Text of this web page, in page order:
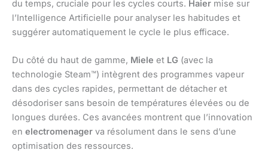
du temps, cruciale pour les cycles courts. Haier mise sur
l’Intelligence Artificielle pour analyser les habitudes et
suggérer automatiquement le cycle le plus efficace.
Du côté du haut de gamme, Miele et LG (avec la
technologie Steam™) intègrent des programmes vapeur
dans des cycles rapides, permettant de détacher et
désodoriser sans besoin de températures élevées ou de
longues durées. Ces avancées montrent que l’innovation
en electromenager va résolument dans le sens d’une
optimisation des ressources.